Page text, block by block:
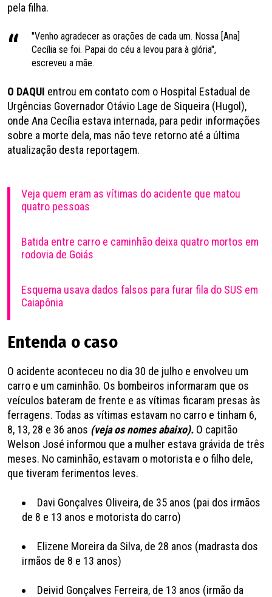
pela filha.
"Venho agradecer as orações de cada um. Nossa [Ana]
Cecília se foi. Papai do céu a levou para à glória",
escreveu a mãe.
O DAQUI entrou em contato com o Hospital Estadual de
Urgências Governador Otávio Lage de Siqueira (Hugol),
onde Ana Cecília estava internada, para pedir informações
sobre a morte dela, mas não teve retorno até a última
atualização desta reportagem.
Veja quem eram as vítimas do acidente que matou
quatro pessoas
Batida entre carro e caminhão deixa quatro mortos em
rodovia de Goiás
Esquema usava dados falsos para furar fila do SUS em
Caiapônia
Entenda o caso
O acidente aconteceu no dia 30 de julho e envolveu um
carro e um caminhão. Os bombeiros informaram que os
veículos bateram de frente e as vítimas ficaram presas às
ferragens. Todas as vítimas estavam no carro e tinham 6,
8, 13, 28 e 36 anos (veja os nomes abaixo). O capitão
Welson José informou que a mulher estava grávida de três
meses. No caminhão, estavam o motorista e o filho dele,
que tiveram ferimentos leves.
Davi Gonçalves Oliveira, de 35 anos (pai dos irmãos
de 8 e 13 anos e motorista do carro)
Elizene Moreira da Silva, de 28 anos (madrasta dos
irmãos de 8 e 13 anos)
Deivid Gonçalves Ferreira, de 13 anos (irmão da